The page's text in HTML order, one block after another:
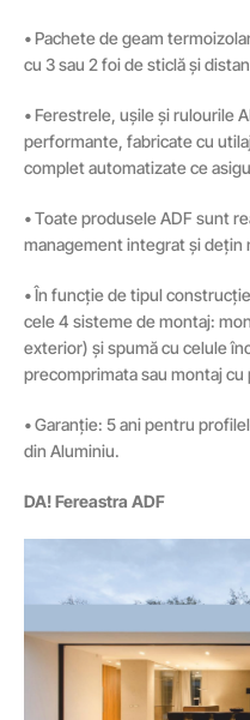
• Pachete de geam
cu 3 sau 2 foi de sticlă și
• Ferestrele, ușile și rulourile
performante, fabricate cu
complet automatizate ce
• Toate produsele ADF sunt
management integrat și dețin
• În funcție de tipul
cele 4 sisteme de montaj:
exterior) și spumă cu celule
precomprimata sau montaj
• Garanție: 5 ani pentru
din Aluminiu.
DA! Fereastra ADF